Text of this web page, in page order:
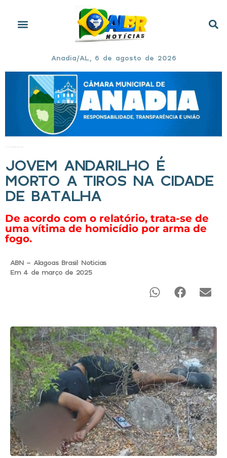
Anadia/AL, 6 de agosto de 2026
JOVEM ANDARILHO É
MORTO A TIROS NA CIDADE
DE BATALHA
De acordo com o relatório, trata-se de
uma vítima de homicídio por arma de
fogo.
ABN - Alagoas Brasil Noticias
Em 4 de março de 2025